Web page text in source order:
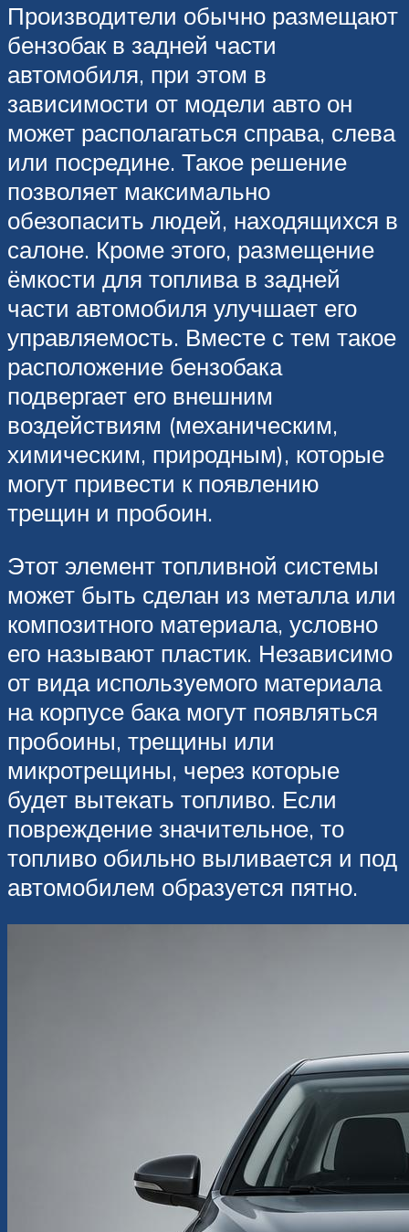
Производители обычно размещают
бензобак в задней части
автомобиля, при этом в
зависимости от модели авто он
может располагаться справа, слева
или посредине. Такое решение
позволяет максимально
обезопасить людей, находящихся в
салоне. Кроме этого, размещение
ёмкости для топлива в задней
части автомобиля улучшает его
управляемость. Вместе с тем такое
расположение бензобака
подвергает его внешним
воздействиям (механическим,
химическим, природным), которые
могут привести к появлению
трещин и пробоин.
Этот элемент топливной системы
может быть сделан из металла или
композитного материала, условно
его называют пластик. Независимо
от вида используемого материала
на корпусе бака могут появляться
пробоины, трещины или
микротрещины, через которые
будет вытекать топливо. Если
повреждение значительное, то
топливо обильно выливается и под
автомобилем образуется пятно.